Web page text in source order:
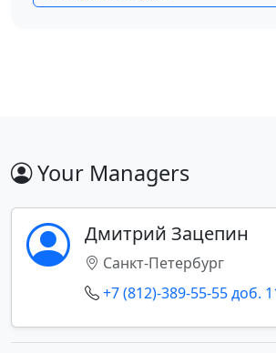
Your Managers
Дмитрий Зацепин
Санкт-Петербург
+7 (812)-389-55-55 доб.